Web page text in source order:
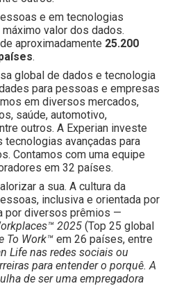
e em tecnologias
valor dos dados.
aproximadamente 25.200
.
global de dados e tecnologia
para pessoas e empresas
em diversos mercados,
saúde, automotivo,
outros. A Experian investe
avançadas para
Contamos com uma equipe
em 32 países.
a sua. A cultura da
inclusiva e orientada por
por diversos prêmios —
2025 (Top 25 global
To Work™ em 26 países, entre
Life nas redes sociais ou
para entender o porquê. A
de ser uma empregadora